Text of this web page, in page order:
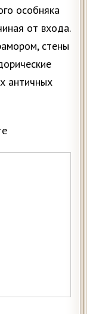
особняка
от входа.
стены
античных